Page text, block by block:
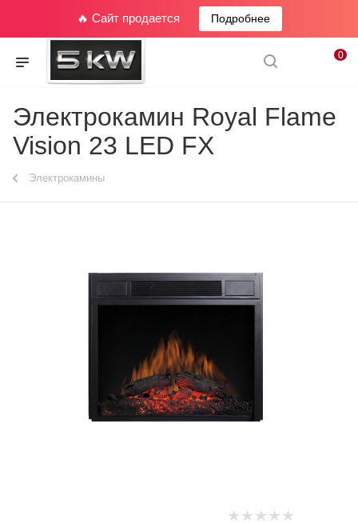
🔥 Сайт продается Подробнее
0
Электрокамин Royal Flame
Vision 23 LED FX
Электрокамины